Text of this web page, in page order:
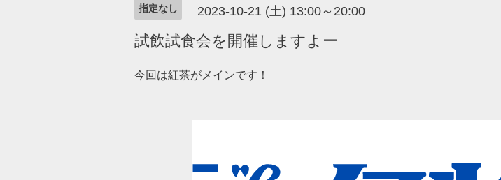
指定なし 2023-10-21 (土) 13:00～20:00
試飲試食会を開催しますよー
今回は紅茶がメインです！